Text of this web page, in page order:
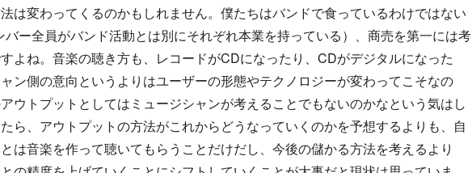
は変わってくるのかもしれません。僕たちはバンドで食っているわけではない
バー全員がバンド活動とは別にそれぞれ本業を持っている）、商売を第一には考
よね。音楽の聴き方も、レコードがCDになったり、CDがデジタルになった
ン側の意向というよりはユーザーの形態やテクノロジーが変わってこそなの
ウトプットとしてはミュージシャンが考えることでもないのかなという気はし
ら、アウトプットの方法がこれからどうなっていくのかを予想するよりも、自
は音楽を作って聴いてもらうことだけだし、今後の儲かる方法を考えるより